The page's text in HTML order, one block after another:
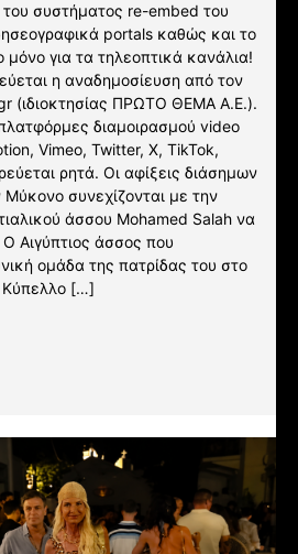
συστήματος re-embed του
portals καθώς και το
μόνο για τα τηλεοπτικά κανάλια!
η αναδημοσίευση από τον
(ιδιοκτησίας ΠΡΩΤΟ ΘΕΜΑ A.E.).
διαμοιρασμού video
Vimeo, Twitter, X, TikTok,
ρητά. Οι αφίξεις διάσημων
συνεχίζονται με την
άσσου Mohamed Salah να
Αιγύπτιος άσσος που
ομάδα της πατρίδας του στο
Κύπελλο […]